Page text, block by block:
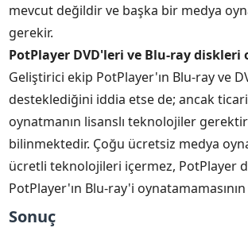
mevcut değildir ve başka bir medya
gerekir.
PotPlayer DVD'leri ve Blu-ray
Geliştirici ekip PotPlayer'ın Blu-ray ve
desteklediğini iddia etse de; ancak
oynatmanın lisanslı teknolojiler
bilinmektedir. Çoğu ücretsiz medya
ücretli teknolojileri içermez, PotPlayer
PotPlayer'ın Blu-ray'i
Sonuç